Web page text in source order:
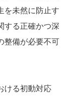
を未然に防止す
する正確かつ深
整備が必要不可
ける初動対応